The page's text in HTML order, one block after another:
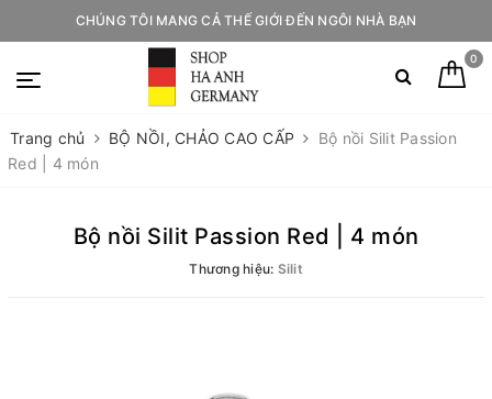
CHÚNG TÔI MANG CẢ THẾ GIỚI ĐẾN NGÔI NHÀ BẠN
0
Trang chủ BỘ NỒI, CHẢO CAO CẤP
Bộ nồi Silit Passion
Red | 4 món
Bộ nồi Silit Passion Red | 4 món
Thương hiệu: Silit